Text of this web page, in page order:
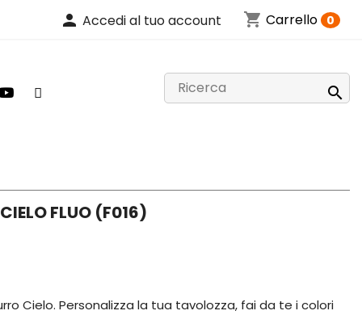
person Accedi al tuo account shopping_cart Carrello 0

FLUO (F016)
Cielo. Personalizza la tua tavolozza, fai da te i colori